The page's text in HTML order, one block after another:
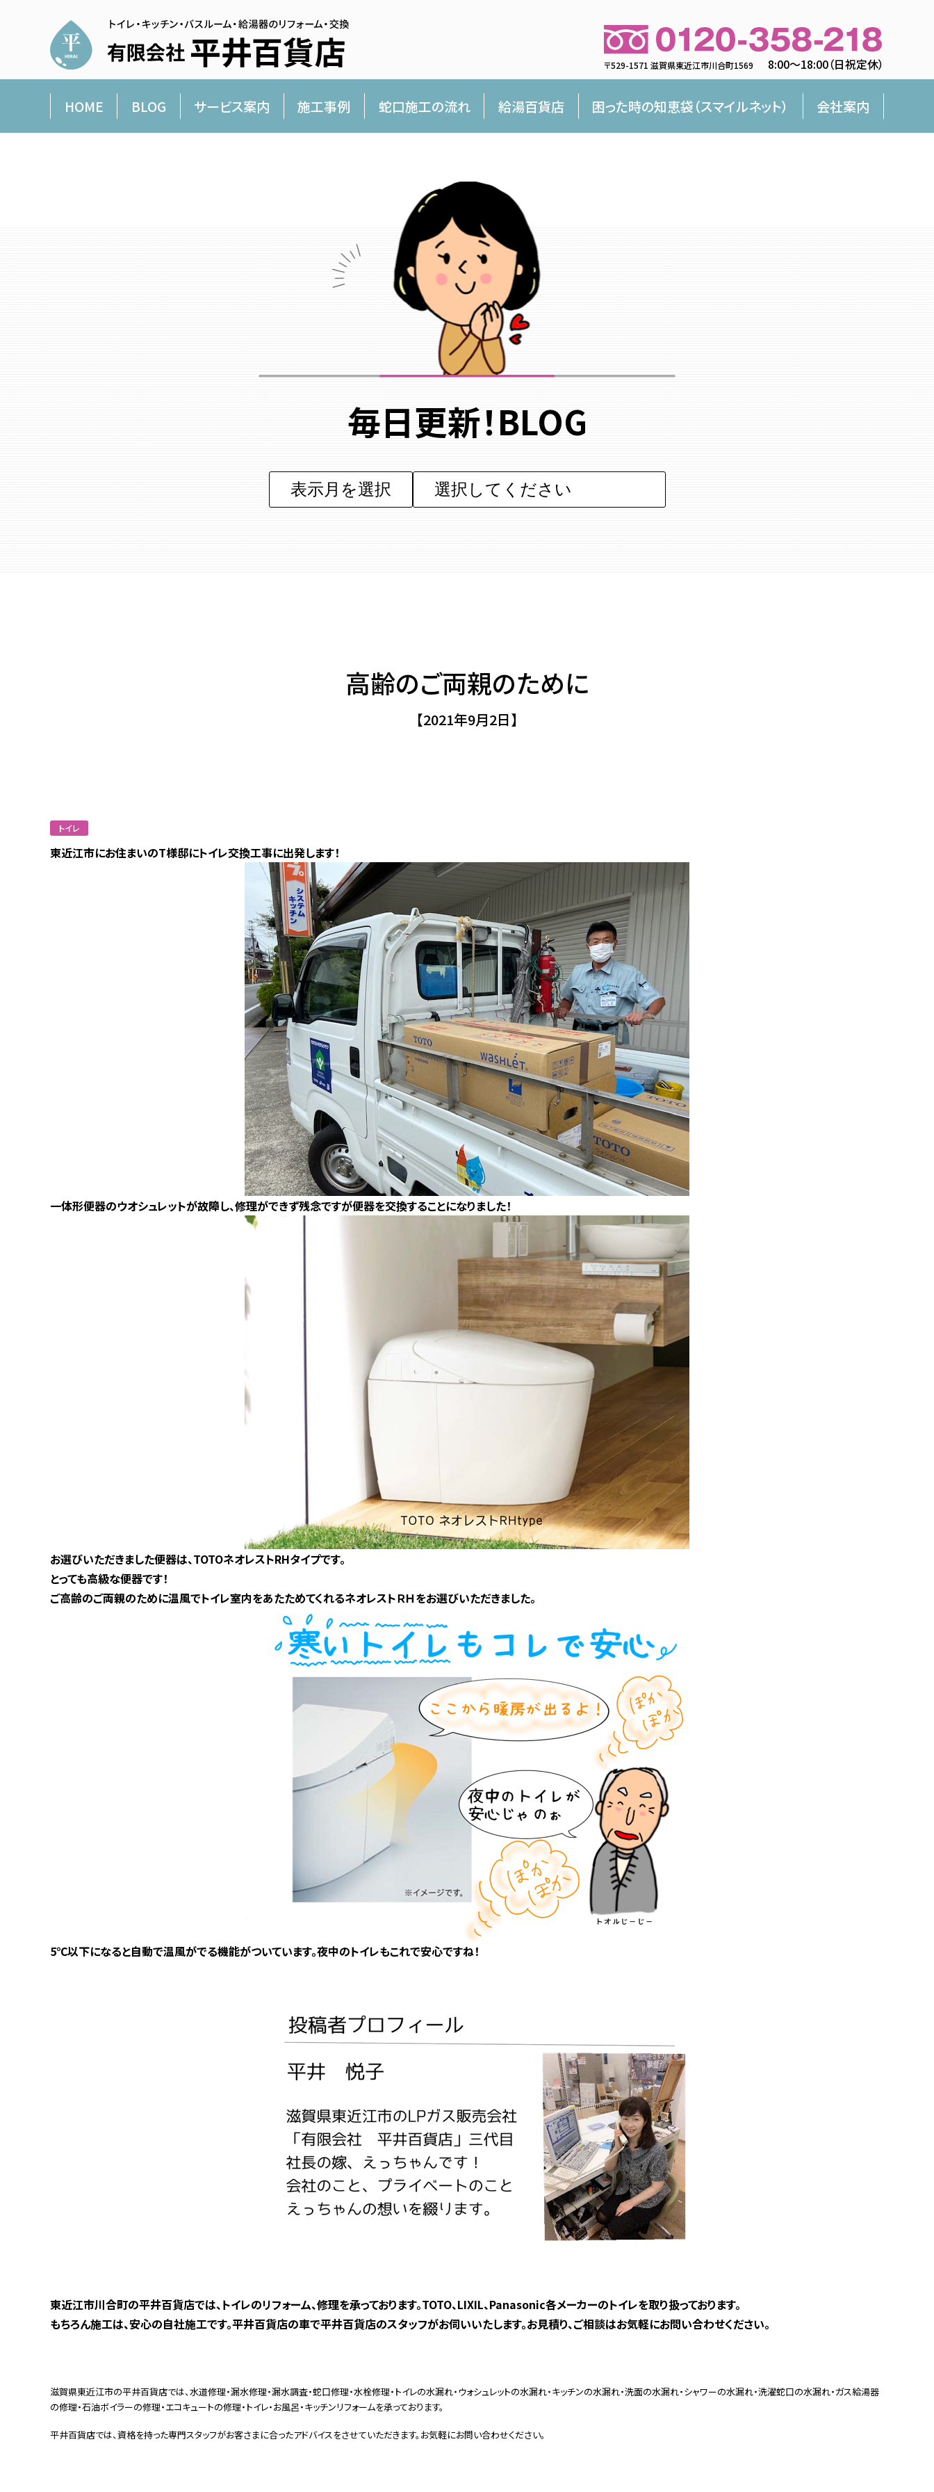
〒529-1571 滋賀県東近江市川合町1569 8:00〜18:00（日祝定休）
HOME BLOG サービス案内 施工事例 蛇口施工の流れ 給湯百貨店 困った時の知恵袋（スマイルネット） 会社案内
毎日更新！BLOG
高齢のご両親のために
【2021年9月2日】
トイレ
東近江市にお住まいのT様邸にトイレ交換工事に出発します！
一体形便器のウオシュレットが故障し、修理ができず残念ですが便器を交換することになりました！
お選びいただきました便器は、TOTOネオレストRHタイプです。
とっても高級な便器です！
ご高齢のご両親のために温風でトイレ室内をあたためてくれるネオレストＲＨをお選びいただきました。
5℃以下になると自動で温風がでる機能がついています。夜中のトイレもこれで安心ですね！
東近江市川合町の平井百貨店では、トイレのリフォーム、修理を承っております。TOTO、LIXIL、Panasonic各メーカーのトイレを取り扱っております。
もちろん施工は、安心の自社施工です。平井百貨店の車で平井百貨店のスタッフがお伺いいたします。お見積り、ご相談はお気軽にお問い合わせください。
滋賀県東近江市の平井百貨店では、水道修理・漏水修理・漏水調査・蛇口修理・水栓修理・トイレの水漏れ・ウォシュレットの水漏れ・キッチンの水漏れ・洗面の水漏れ・シャワーの水漏れ・洗濯蛇口の水漏れ・ガス給湯器
の修理・石油ボイラーの修理・エコキュートの修理・トイレ・お風呂・キッチンリフォームを承っております。
平井百貨店では、資格を持った専門スタッフがお客さまに合ったアドバイスをさせていただきます。お気軽にお問い合わせください。